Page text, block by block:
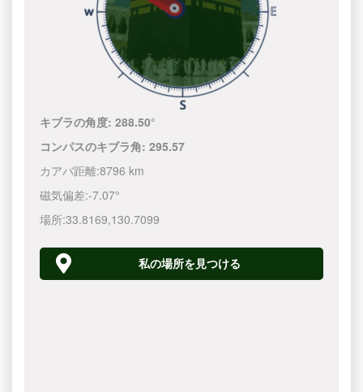
キブラの角度:288.50°
コンパスのキブラ角:295.57
カアバ距離:8796 km
磁気偏差:-7.07°
場所:33.8169,130.7100
私の場所を見つける